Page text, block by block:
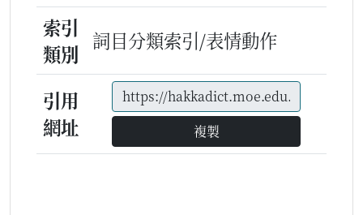
索引
類別
詞目分類索引/表情動作
引用
網址
複製